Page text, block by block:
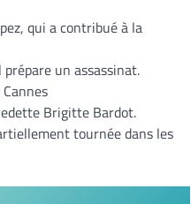
qui a contribué à la
un assassinat.
Brigitte Bardot.
tournée dans les